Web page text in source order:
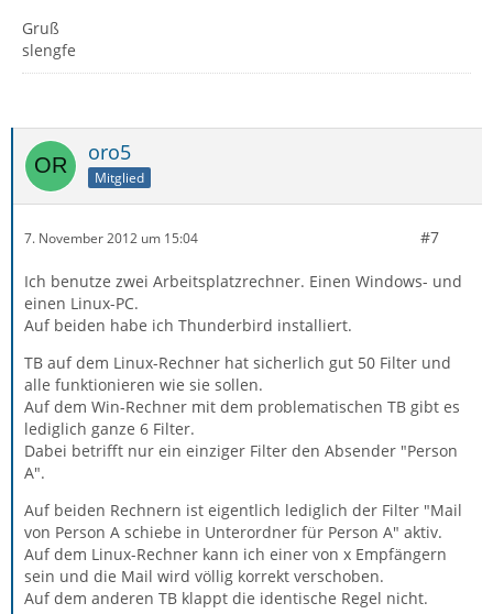
Gruß
slengfe
oro5
Mitglied
7. November 2012 um 15:04 #7
Ich benutze zwei Arbeitsplatzrechner. Einen Windows- und
einen Linux-PC.
Auf beiden habe ich Thunderbird installiert.
TB auf dem Linux-Rechner hat sicherlich gut 50 Filter und
alle funktionieren wie sie sollen.
Auf dem Win-Rechner mit dem problematischen TB gibt es
lediglich ganze 6 Filter.
Dabei betrifft nur ein einziger Filter den Absender "Person
A".
Auf beiden Rechnern ist eigentlich lediglich der Filter "Mail
von Person A schiebe in Unterordner für Person A" aktiv.
Auf dem Linux-Rechner kann ich einer von x Empfängern
sein und die Mail wird völlig korrekt verschoben.
Auf dem anderen TB klappt die identische Regel nicht.